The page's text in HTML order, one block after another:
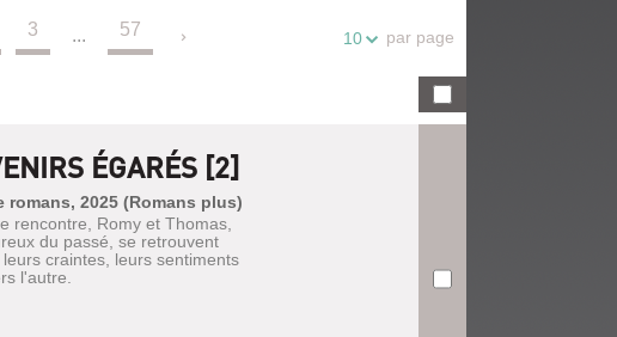
3 ... 57 10 par page
ÉGARÉS [2]
romans, 2025 (Romans plus)
rencontre, Romy et Thomas,
du passé, se retrouvent
craintes, leurs sentiments
l'autre.